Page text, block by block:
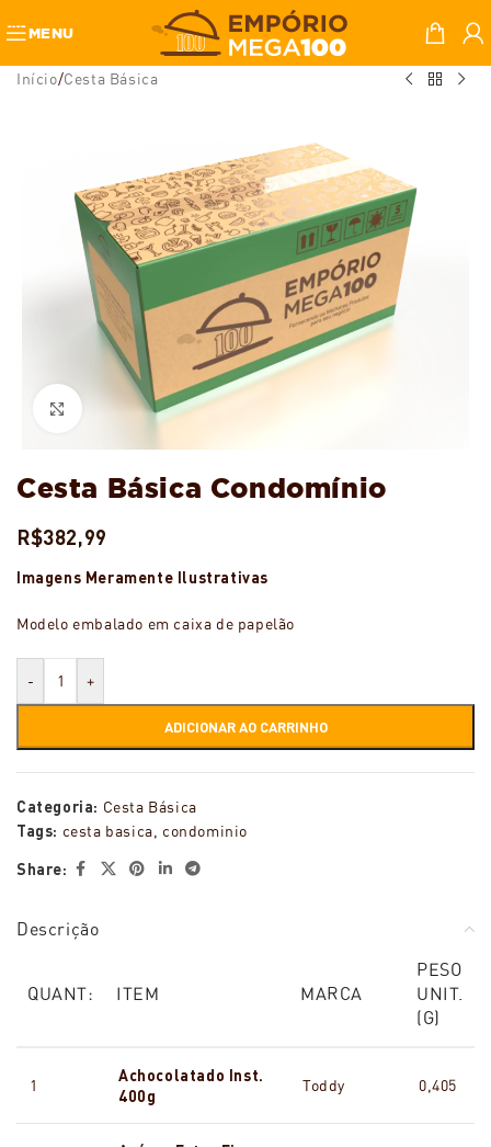
Skip to navigation
Skip to main content
MENU
Início/Cesta Básica
Ampliar
Cesta Básica Condomínio
R$382,99
Imagens Meramente Ilustrativas
Modelo embalado em caixa de papelão
- +
ADICIONAR AO CARRINHO
Categoria: Cesta Básica
Tags: cesta basica, condominio
Share:
Descrição
QUANT: ITEM MARCA
PESO
UNIT.
(G)
1
Achocolatado Inst.
400g
Toddy 0,405